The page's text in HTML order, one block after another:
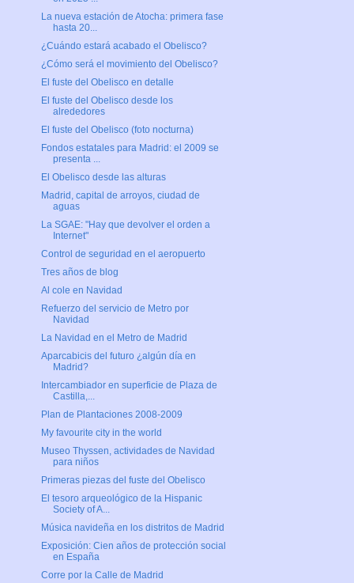
La nueva estación de Atocha: primera fase
hasta 20...
¿Cuándo estará acabado el Obelisco?
¿Cómo será el movimiento del Obelisco?
El fuste del Obelisco en detalle
El fuste del Obelisco desde los
alrededores
El fuste del Obelisco (foto nocturna)
Fondos estatales para Madrid: el 2009 se
presenta ...
El Obelisco desde las alturas
Madrid, capital de arroyos, ciudad de
aguas
La SGAE: "Hay que devolver el orden a
Internet"
Control de seguridad en el aeropuerto
Tres años de blog
Al cole en Navidad
Refuerzo del servicio de Metro por
Navidad
La Navidad en el Metro de Madrid
Aparcabicis del futuro ¿algún día en
Madrid?
Intercambiador en superficie de Plaza de
Castilla,...
Plan de Plantaciones 2008-2009
My favourite city in the world
Museo Thyssen, actividades de Navidad
para niños
Primeras piezas del fuste del Obelisco
El tesoro arqueológico de la Hispanic
Society of A...
Música navideña en los distritos de Madrid
Exposición: Cien años de protección social
en España
Corre por la Calle de Madrid